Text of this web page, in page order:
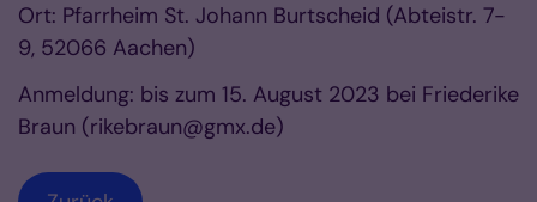
Ort: Pfarrheim St. Johann Burtscheid (Abteistr. 7-
9, 52066 Aachen)
Anmeldung: bis zum 15. August 2023 bei Friederike
Braun (rikebraun@gmx.de)